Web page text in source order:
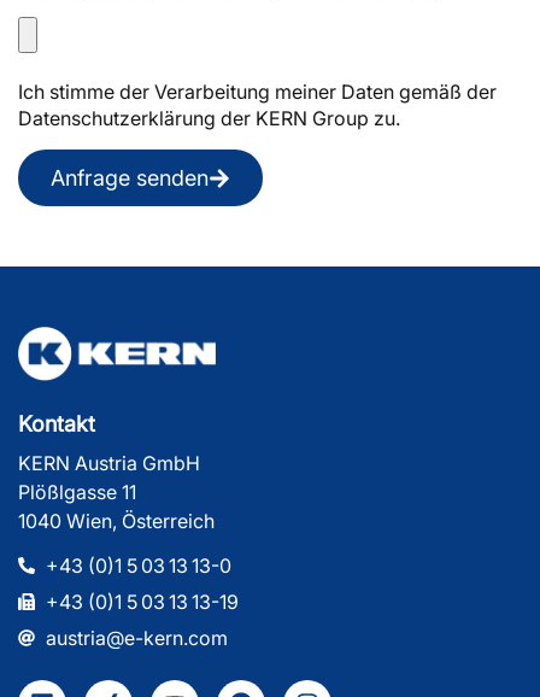
Ich stimme der Verarbeitung meiner Daten gemäß der
Datenschutzerklärung der KERN Group zu.
Anfrage senden
Kontakt
KERN Austria GmbH
Plößlgasse 11
1040 Wien, Österreich
+43 (0)1 5 03 13 13-0
+43 (0)1 5 03 13 13-19
austria@e-kern.com